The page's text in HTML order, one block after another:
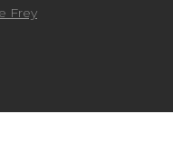
Frey